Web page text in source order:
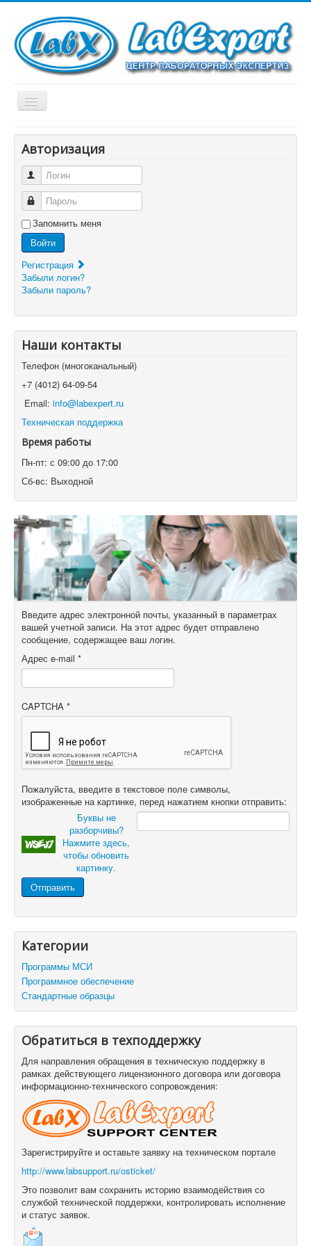
Включить/
выключить
Главная
Новости
Программы
Услуги
МСИ
Каталог
О нас
Авторизация
Логин
Пароль
Запомнить меня
Войти
Регистрация
Забыли логин?
Забыли пароль?
Наши контакты
Телефон (многоканальный)
+7 (4012) 64-09-54
Email: info@labexpert.ru
Техническая поддержка
Время работы
Пн-пт: с 09:00 до 17:00
Сб-вс: Выходной
Введите адрес электронной почты, указанный в параметрах
вашей учетной записи. На этот адрес будет отправлено
сообщение, содержащее ваш логин.
Адрес e-mail *
CAPTCHA *
Пожалуйста, введите в текстовое поле символы,
изображенные на картинке, перед нажатием кнопки отправить:
Буквы не
разборчивы?
Нажмите здесь,
чтобы обновить
картинку.
Отправить
Категории
Программы МСИ
Программное обеспечение
Стандартные образцы
Обратиться в техподдержку
Для направления обращения в техническую поддержку в
рамках действующего лицензионного договора или договора
информационно-технического сопровождения:
Зарегистрируйте и оставьте заявку на техническом портале
http://www.labsupport.ru/osticket/
Это позволит вам сохранить историю взаимодействия со
службой технической поддержки, контролировать исполнение
и статус заявок.